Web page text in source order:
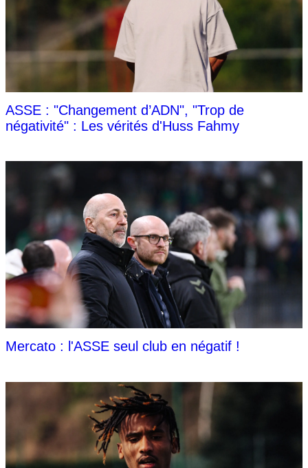
ASSE : "Changement d’ADN", "Trop de
négativité" : Les vérités d'Huss Fahmy
Mercato : l'ASSE seul club en négatif !